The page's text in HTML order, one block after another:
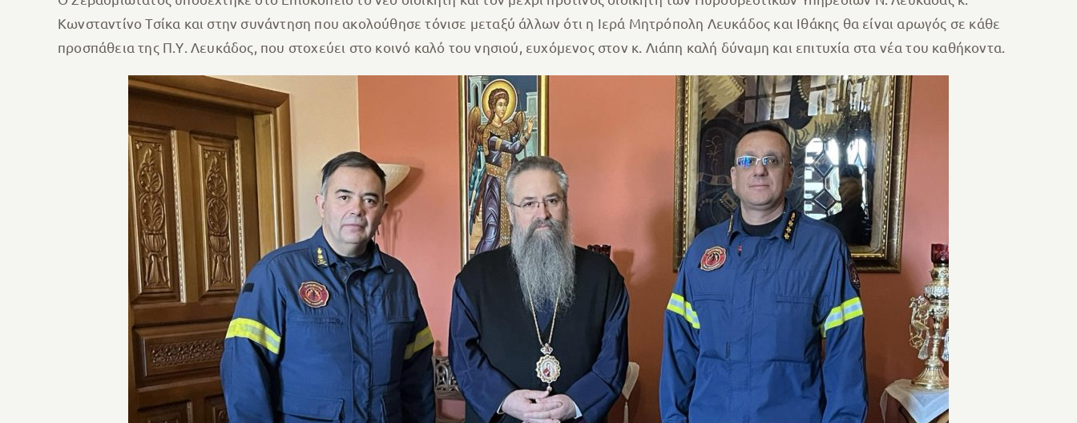
Κωνσταντίνο Τσίκα και στην συνάντηση που ακολούθησε τόνισε μεταξύ άλλων ότι η Ιερά Μητρόπολη Λευκάδος και Ιθάκης θα είναι αρωγός σε κάθε
προσπάθεια της Π.Υ. Λευκάδος, που στοχεύει στο κοινό καλό του νησιού, ευχόμενος στον κ. Λιάπη καλή δύναμη και επιτυχία στα νέα του καθήκοντα.